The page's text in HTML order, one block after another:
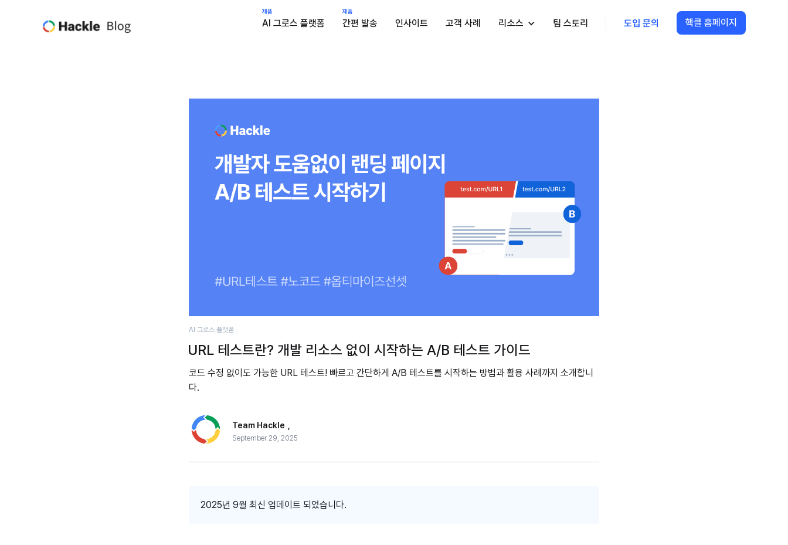
제품
AI 그로스 플랫폼
제품
간편 발송 인사이트 고객 사례 리소스 팀 스토리 도입 문의 핵클 홈페이지
AI 그로스 플랫폼
URL 테스트란? 개발 리소스 없이 시작하는 A/B 테스트 가이드
코드 수정 없이도 가능한 URL 테스트! 빠르고 간단하게 A/B 테스트를 시작하는 방법과 활용 사례까지 소개합니
다.
Team Hackle
September 29, 2025
2025년 9월 최신 업데이트 되었습니다.